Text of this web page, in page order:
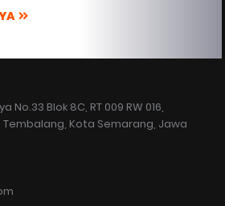
No.33 Blok 8C, RT 009 RW 016,
Tembalang, Kota Semarang, Jawa